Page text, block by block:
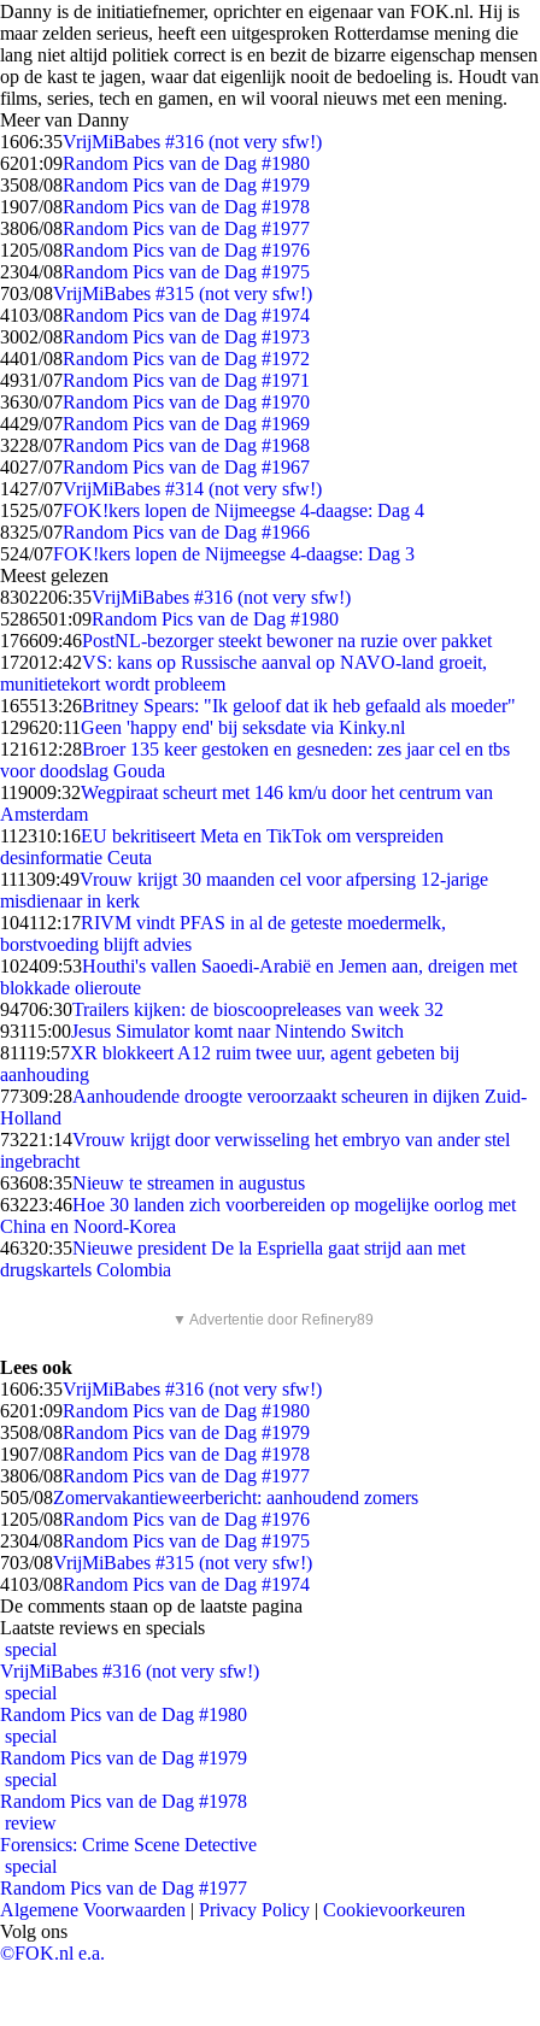
Danny is de initiatiefnemer, oprichter en eigenaar van FOK.nl. Hij is
maar zelden serieus, heeft een uitgesproken Rotterdamse mening die
lang niet altijd politiek correct is en bezit de bizarre eigenschap mensen
op de kast te jagen, waar dat eigenlijk nooit de bedoeling is. Houdt van
films, series, tech en gamen, en wil vooral nieuws met een mening.
Meer van Danny
1606:35VrijMiBabes #316 (not very sfw!)
6201:09Random Pics van de Dag #1980
3508/08Random Pics van de Dag #1979
1907/08Random Pics van de Dag #1978
3806/08Random Pics van de Dag #1977
1205/08Random Pics van de Dag #1976
2304/08Random Pics van de Dag #1975
703/08VrijMiBabes #315 (not very sfw!)
4103/08Random Pics van de Dag #1974
3002/08Random Pics van de Dag #1973
4401/08Random Pics van de Dag #1972
4931/07Random Pics van de Dag #1971
3630/07Random Pics van de Dag #1970
4429/07Random Pics van de Dag #1969
3228/07Random Pics van de Dag #1968
4027/07Random Pics van de Dag #1967
1427/07VrijMiBabes #314 (not very sfw!)
1525/07FOK!kers lopen de Nijmeegse 4-daagse: Dag 4
8325/07Random Pics van de Dag #1966
524/07FOK!kers lopen de Nijmeegse 4-daagse: Dag 3
Meest gelezen
8302206:35VrijMiBabes #316 (not very sfw!)
5286501:09Random Pics van de Dag #1980
176609:46PostNL-bezorger steekt bewoner na ruzie over pakket
172012:42VS: kans op Russische aanval op NAVO-land groeit,
munitietekort wordt probleem
165513:26Britney Spears: "Ik geloof dat ik heb gefaald als moeder"
129620:11Geen 'happy end' bij seksdate via Kinky.nl
121612:28Broer 135 keer gestoken en gesneden: zes jaar cel en tbs
voor doodslag Gouda
119009:32Wegpiraat scheurt met 146 km/u door het centrum van
Amsterdam
112310:16EU bekritiseert Meta en TikTok om verspreiden
desinformatie Ceuta
111309:49Vrouw krijgt 30 maanden cel voor afpersing 12-jarige
misdienaar in kerk
104112:17RIVM vindt PFAS in al de geteste moedermelk,
borstvoeding blijft advies
102409:53Houthi's vallen Saoedi-Arabië en Jemen aan, dreigen met
blokkade olieroute
94706:30Trailers kijken: de bioscoopreleases van week 32
93115:00Jesus Simulator komt naar Nintendo Switch
81119:57XR blokkeert A12 ruim twee uur, agent gebeten bij
aanhouding
77309:28Aanhoudende droogte veroorzaakt scheuren in dijken Zuid-
Holland
73221:14Vrouw krijgt door verwisseling het embryo van ander stel
ingebracht
63608:35Nieuw te streamen in augustus
63223:46Hoe 30 landen zich voorbereiden op mogelijke oorlog met
China en Noord-Korea
46320:35Nieuwe president De la Espriella gaat strijd aan met
drugskartels Colombia
▼ Advertentie door Refinery89
Lees ook
1606:35VrijMiBabes #316 (not very sfw!)
6201:09Random Pics van de Dag #1980
3508/08Random Pics van de Dag #1979
1907/08Random Pics van de Dag #1978
3806/08Random Pics van de Dag #1977
505/08Zomervakantieweerbericht: aanhoudend zomers
1205/08Random Pics van de Dag #1976
2304/08Random Pics van de Dag #1975
703/08VrijMiBabes #315 (not very sfw!)
4103/08Random Pics van de Dag #1974
De comments staan op de laatste pagina
Laatste reviews en specials
special
VrijMiBabes #316 (not very sfw!)
special
Random Pics van de Dag #1980
special
Random Pics van de Dag #1979
special
Random Pics van de Dag #1978
review
Forensics: Crime Scene Detective
special
Random Pics van de Dag #1977
Algemene Voorwaarden | Privacy Policy | Cookievoorkeuren
Volg ons
©FOK.nl e.a.